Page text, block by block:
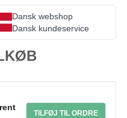
Dansk webshop
Dansk kundeservice
TILFØJ TIL ORDRE